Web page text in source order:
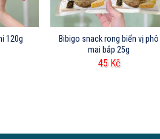
120g
Bibigo snack rong biển vị phô
mai bắp 25g
45 Kč